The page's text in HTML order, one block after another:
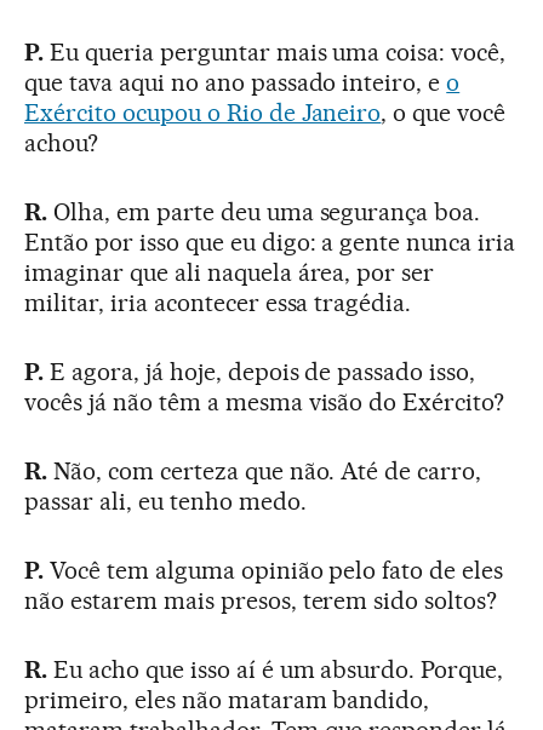
P.Eu queria perguntar mais uma coisa: você,
que tava aqui no ano passado inteiro, eo
Exército ocupou o Rio de Janeiro, o que você
achou?
R.Olha, em parte deu uma segurança boa.
Então por isso que eu digo: a gente nunca iria
imaginar que ali naquela área, por ser
militar, iria acontecer essa tragédia.
P.E agora, já hoje, depois de passado isso,
vocês já não têm a mesma visão do Exército?
R.Não, com certeza que não. Até de carro,
passar ali, eu tenho medo.
P.Você tem alguma opinião pelo fato de eles
não estarem mais presos, terem sido soltos?
R.Eu acho que isso aí é um absurdo. Porque,
primeiro, eles não mataram bandido,